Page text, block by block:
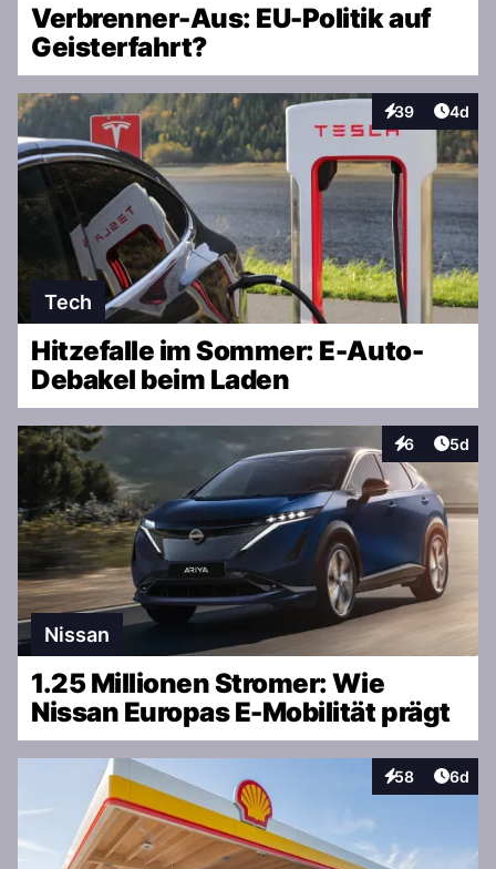
Verbrenner-Aus: EU-Politik auf
Geisterfahrt?
39
Interaktionen
4d
Tech
Hitzefalle im Sommer: E-Auto-
Debakel beim Laden
6
Interaktionen
5d
Nissan
1.25 Millionen Stromer: Wie
Nissan Europas E-Mobilität prägt
58
Interaktionen
6d